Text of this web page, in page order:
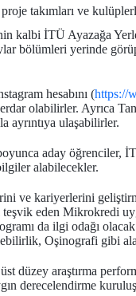
takımları ve
kalbi İTÜ Ayazağa
bölümleri yerinde
hesabını (https://
olabilirler. Ayrıca
ayrıntıya ulaşabilirler.
aday öğrenciler,
alabilecekler.
ve kariyerlerini
eden Mikrokredi
da ilgi odağı
Oşinografi gibi
düzey araştırma
derecelendirme